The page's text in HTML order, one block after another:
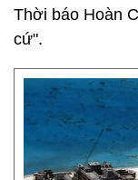
Thời báo Hoàn
cứ".